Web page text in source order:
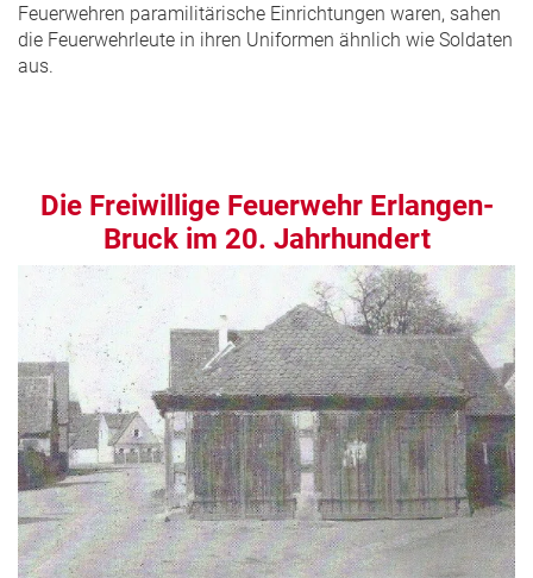
Feuerwehren paramilitärische Einrichtungen waren, sahen
die Feuerwehrleute in ihren Uniformen ähnlich wie Soldaten
aus.
Die Freiwillige Feuerwehr Erlangen-
Bruck im 20. Jahrhundert